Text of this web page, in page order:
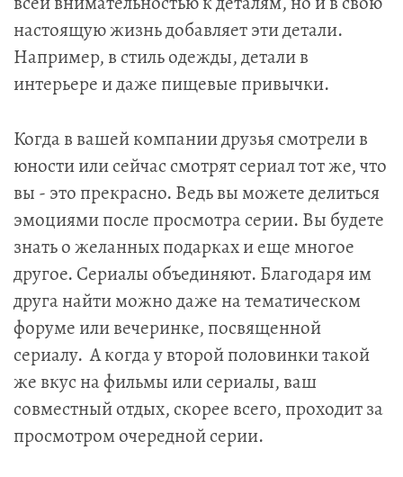
настоящую жизнь добавляет эти детали.
Например, в стиль одежды, детали в
интерьере и даже пищевые привычки.
Когда в вашей компании друзья смотрели в
юности или сейчас смотрят сериал тот же, что
вы - это прекрасно. Ведь вы можете делиться
эмоциями после просмотра серии. Вы будете
знать о желанных подарках и еще многое
другое. Сериалы объединяют. Благодаря им
друга найти можно даже на тематическом
форуме или вечеринке, посвященной
сериалу. А когда у второй половинки такой
же вкус на фильмы или сериалы, ваш
совместный отдых, скорее всего, проходит за
просмотром очередной серии.